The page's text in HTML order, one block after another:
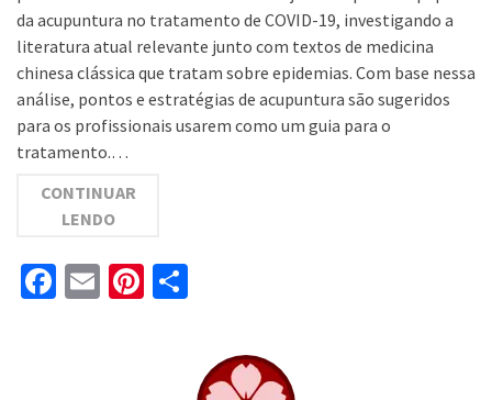
da acupuntura no tratamento de COVID-19, investigando a
literatura atual relevante junto com textos de medicina
chinesa clássica que tratam sobre epidemias. Com base nessa
análise, pontos e estratégias de acupuntura são sugeridos
para os profissionais usarem como um guia para o
tratamento.…
CONTINUAR
LENDO
Facebook
EmailPinterest